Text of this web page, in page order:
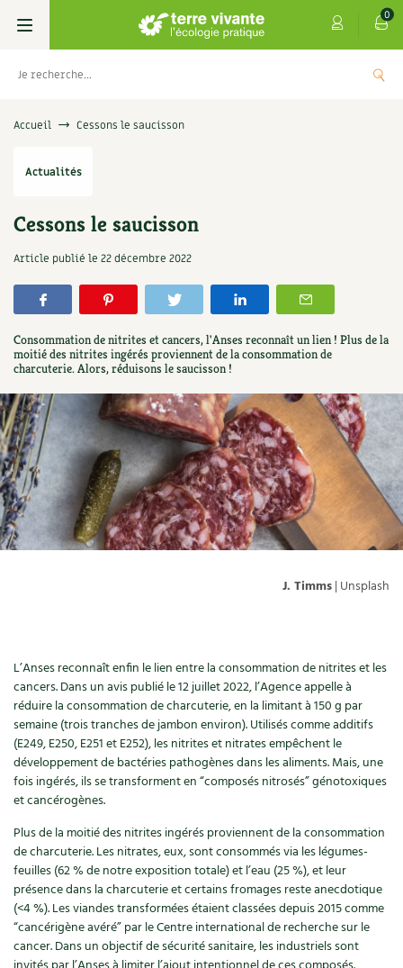
0
Livres
Permaculture, Jardin bio
Verger, arbres
Petit élevage
Aménagement jardin
Ornement
Biodiversité
Autonomie, bricolage
Santé, bien-être
Maison écologique
Enfants
DIY, autonomie
Société, engagement
Cuisine saine
Manger bio
Cures, régimes
Les 4 saisons
Se réabonner
Offrir un abonnement
Les numéros
Hors-séries
Archives
Soutenez Les 4 Saisons
Graines, semences
Potagères
Aromatiques
Médicinales
Originales
Kits de jardinage
Outils de jardin
Nos productions
Agenda, calendrier
Livres
Le magazineLes 4 saisons
Stages
Cartes cadeau
Cartes cadeau
Centre Terre vivante
Découvrir le Centre
Programme 2026 du Centre Terre vivante
Avec les enfants
Venir en groupe
Dormir à Terre vivante
Infos pratiques
Horaires, tarifs, restauration
Accès
Séjourner en Trièves
Nous contacter
Infos & conseils
Jardin bio
Calendrier des travaux du jardin
Carte climatique
Calendrier lunaire
Cultiver sous serre
Jardiner en ville
Ornement et aménagement du jardin
Outils et ustensiles du jardin
Biodiversité
Ravageurs et maladies au jardin
Parole libre
La tribune
Édito des4 saisons
Manifeste pour la planète
Débat d’experts
Nouvelles sur le jardin et l’écologie
Prenez-en de la graine !
Forums
Jardin bio
Habitat écologique
Accueil Cessons le saucisson
Actualités
Cessons le saucisson
Article publié le 22 décembre 2022
Consommation de nitrites et cancers, l'Anses reconnaît un lien ! Plus de la
moitié des nitrites ingérés proviennent de la consommation de
charcuterie. Alors, réduisons le saucisson !
J. Timms| Unsplash
L’Anses reconnaît enfin le lien entre la consommation de nitrites et les
cancers. Dans un avis publié le 12 juillet 2022, l’Agence appelle à
réduire la consommation de charcuterie, en la limitant à 150 g par
semaine (trois tranches de jambon environ). Utilisés comme additifs
(E249, E250, E251 et E252), les nitrites et nitrates empêchent le
développement de bactéries pathogènes dans les aliments. Mais, une
fois ingérés, ils se transforment en “composés nitrosés” génotoxiques
et cancérogènes.
Plus de la moitié des nitrites ingérés proviennent de la consommation
de charcuterie. Les nitrates, eux, sont consommés via les légumes-
feuilles (62 % de notre exposition totale) et l’eau (25 %), et leur
présence dans la charcuterie et certains fromages reste anecdotique
(<4 %). Les viandes transformées étaient classées depuis 2015 comme
“cancérigène avéré” par le Centre international de recherche sur le
cancer. Dans un objectif de sécurité sanitaire, les industriels sont
tisanes qui soignent
9,90€